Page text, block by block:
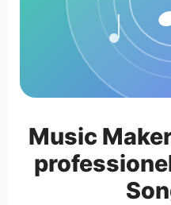
Music